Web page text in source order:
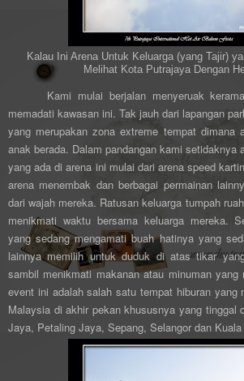
Kalau Ini Arena Untuk Keluarga (yang Tajir)
Melihat Kota Putrajaya Dengan
Kami mulai berjalan menyeruak
memadati kawasan ini. Tak jauh dari lapangan
yang merupakan zona extreme tempat dimana
anak berada. Dalam pandangan kami setidaknya
yang ada di arena ini mulai dari arena speed
arena menembak dan berbagai permainan
dari wajah mereka. Ratusan keluarga tumpah
menikmati waktu bersama keluarga mereka.
yang sedang mengamati buah hatinya yang
lainnya memilih untuk duduk di atas tikar
sambil menikmati makanan atau minuman
event ini adalah salah satu tempat hiburan yang
Malaysia di akhir pekan khususnya yang tinggal
Jaya, Petaling Jaya, Sepang, Selangor dan Kuala